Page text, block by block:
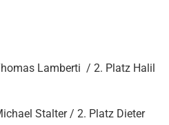
Lamberti / 2. Platz Halil
Stalter / 2. Platz Dieter